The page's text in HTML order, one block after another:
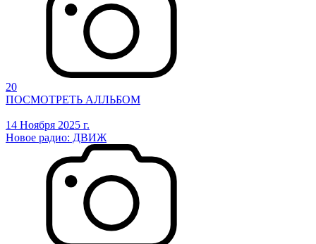
20
ПОСМОТРЕТЬ АЛЛЬБОМ
14 Ноября 2025 г.
Новое радио: ДВИЖ